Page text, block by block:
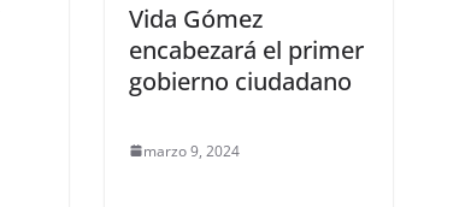
Vida Gómez
encabezará el primer
gobierno ciudadano
marzo 9, 2024